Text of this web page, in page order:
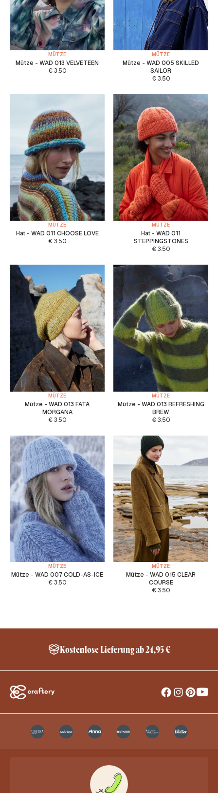
MÜTZE
Mütze - WAD 013 VELVETEEN
€3.50
MÜTZE
Mütze - WAD 005 SKILLED
SAILOR
€3.50
MÜTZE
Hat - WAD 011 CHOOSE LOVE
€3.50
MÜTZE
Hat - WAD 011
STEPPINGSTONES
€3.50
MÜTZE
Mütze - WAD 013 FATA
MORGANA
€3.50
MÜTZE
Mütze - WAD 013 REFRESHING
BREW
€3.50
MÜTZE
Mütze - WAD 007 COLD-AS-ICE
€3.50
MÜTZE
Mütze - WAD 015 CLEAR
COURSE
€3.50
Kostenlose Lieferung ab 24,95 €